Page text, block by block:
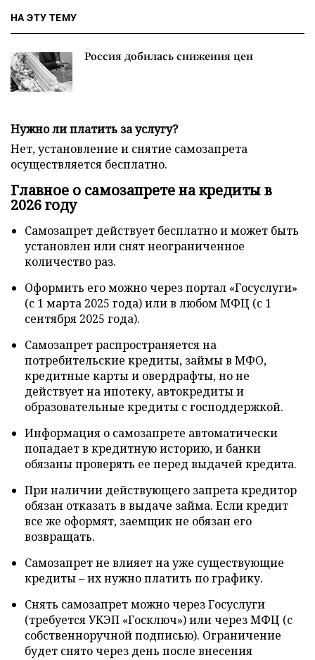
НА ЭТУ ТЕМУ
Россия добилась снижения цен
Нужно ли платить за услугу?
Нет, установление и снятие самозапрета
осуществляется бесплатно.
Главное о самозапрете на кредиты в
2026 году
Самозапрет действует бесплатно и может быть
установлен или снят неограниченное
количество раз.
Оформить его можно через портал «Госуслуги»
(с 1 марта 2025 года) или в любом МФЦ (с 1
сентября 2025 года).
Самозапрет распространяется на
потребительские кредиты, займы в МФО,
кредитные карты и овердрафты, но не
действует на ипотеку, автокредиты и
образовательные кредиты с господдержкой.
Информация о самозапрете автоматически
попадает в кредитную историю, и банки
обязаны проверять ее перед выдачей кредита.
При наличии действующего запрета кредитор
обязан отказать в выдаче займа. Если кредит
все же оформят, заемщик не обязан его
возвращать.
Самозапрет не влияет на уже существующие
кредиты – их нужно платить по графику.
Снять самозапрет можно через Госуслуги
(требуется УКЭП «Госключ») или через МФЦ (с
собственноручной подписью). Ограничение
будет снято через день после внесения